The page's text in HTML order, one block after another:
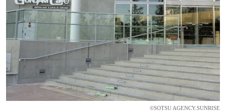
©SOTSU AGENCY.SUNRISE